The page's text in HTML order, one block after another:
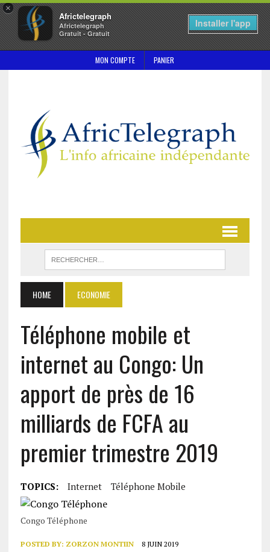
×
Africtelegraph
Africtelegraph
Gratuit - Gratuit
Installer l'app
MON COMPTE PANIER
HOME ECONOMIE
Téléphone mobile et
internet au Congo: Un
apport de près de 16
milliards de FCFA au
premier trimestre 2019
TOPICS: Internet Téléphone Mobile
Congo Téléphone
POSTED BY: ZORZON MONTIIN 8 JUIN 2019